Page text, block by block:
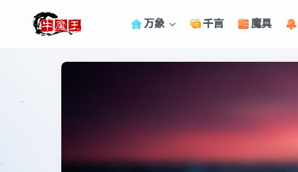
万象 千言 魔具